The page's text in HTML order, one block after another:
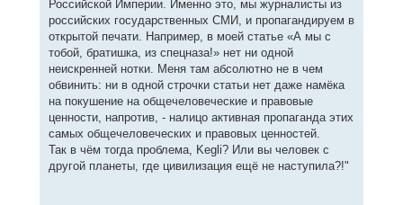
Российской Империи. Именно это, мы журналисты из
российских государственных СМИ, и пропагандируем в
открытой печати. Например, в моей статье «А мы с
тобой, братишка, из спецназа!» нет ни одной
неискренней нотки. Меня там абсолютно не в чем
обвинить: ни в одной строчки статьи нет даже намёка
на покушение на общечеловеческие и правовые
ценности, напротив, - налицо активная пропаганда этих
самых общечеловеческих и правовых ценностей.
Так в чём тогда проблема, Kegli? Или вы человек с
другой планеты, где цивилизация ещё не наступила?!"